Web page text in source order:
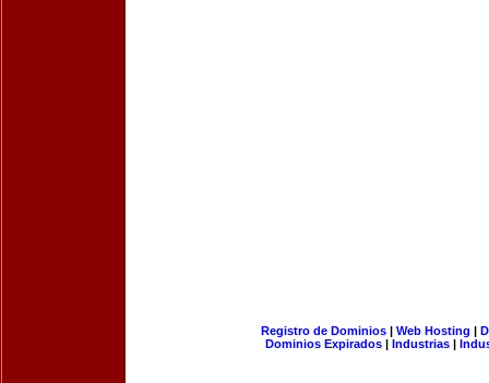
Registro de Dominios| Web Hosting |
Dominios Expirados | Industrias |